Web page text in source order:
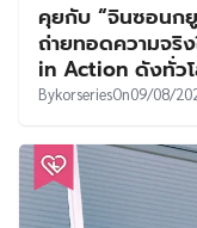
คุยกับ “จินซอนก
ถ่ายทอดความจริ
in Action ดังทั่ว
BykorseriesOn09/08/